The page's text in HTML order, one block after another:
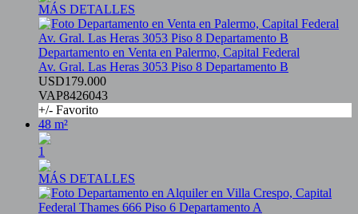
MÁS DETALLES
Departamento en Venta en Palermo, Capital Federal
Av. Gral. Las Heras 3053 Piso 8 Departamento B
USD179.000
VAP8426043
+/- Favorito
48 m²
1
MÁS DETALLES